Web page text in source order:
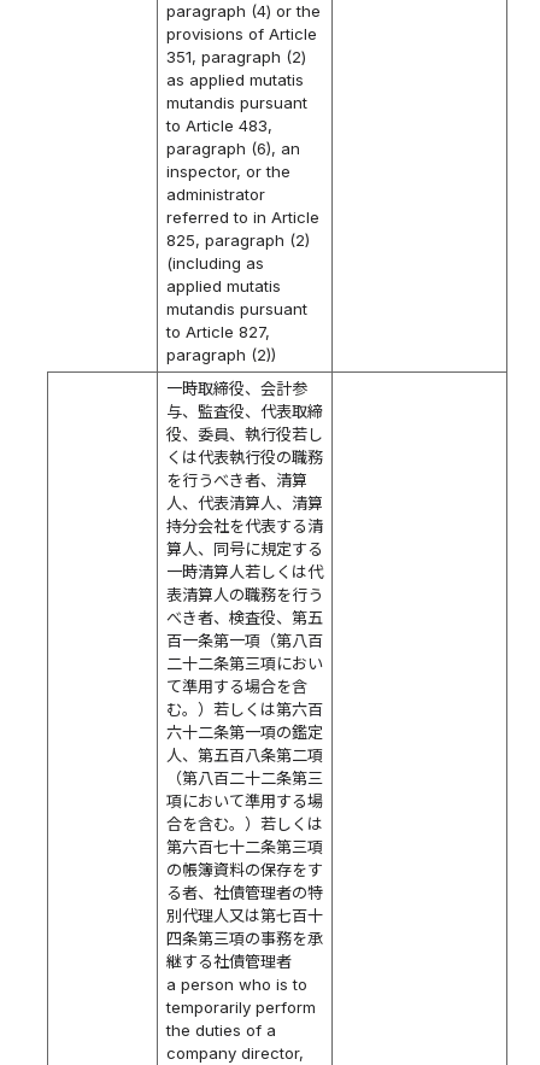
paragraph (4) or the
provisions of Article
351, paragraph (2)
as applied mutatis
mutandis pursuant
to Article 483,
paragraph (6), an
inspector, or the
administrator
referred to in Article
825, paragraph (2)
(including as
applied mutatis
mutandis pursuant
to Article 827,
paragraph (2))
一時取締役、会計参
与、監査役、代表取締
役、委員、執行役若し
くは代表執行役の職務
を行うべき者、清算
人、代表清算人、清算
持分会社を代表する清
算人、同号に規定する
一時清算人若しくは代
表清算人の職務を行う
べき者、検査役、第五
百一条第一項（第八百
二十二条第三項におい
て準用する場合を含
む。）若しくは第六百
六十二条第一項の鑑定
人、第五百八条第二項
（第八百二十二条第三
項において準用する場
合を含む。）若しくは
第六百七十二条第三項
の帳簿資料の保存をす
る者、社債管理者の特
別代理人又は第七百十
四条第三項の事務を承
継する社債管理者
a person who is to
temporarily perform
the duties of a
company director,